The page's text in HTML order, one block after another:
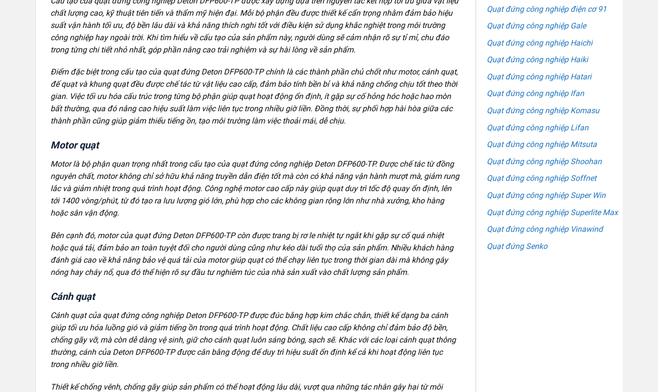
chất lượng cao, kỹ thuật tiên tiến và thẩm mỹ hiện đại. Mỗi bộ phận đều được thiết kế cẩn trọng nhằm đảm bảo hiệu
suất vận hành tối ưu, độ bền lâu dài và khả năng thích nghi tốt với điều kiện sử dụng khắc nghiệt trong môi trường
công nghiệp hay ngoài trời. Khi tìm hiểu về cấu tạo của sản phẩm này, người dùng sẽ cảm nhận rõ sự tỉ mỉ, chu đáo
trong từng chi tiết nhỏ nhất, góp phần nâng cao trải nghiệm và sự hài lòng về sản phẩm.
Điểm đặc biệt trong cấu tạo của quạt đứng Deton DFP600-TP chính là các thành phần chủ chốt như motor, cánh quạt,
đế quạt và khung quạt đều được chế tác từ vật liệu cao cấp, đảm bảo tính bền bỉ và khả năng chống chịu tốt theo thời
gian. Việc tối ưu hóa cấu trúc trong từng bộ phận giúp quạt hoạt động ổn định, ít gặp sự cố hỏng hóc hoặc hao mòn
bất thường, qua đó nâng cao hiệu suất làm việc liên tục trong nhiều giờ liền. Đồng thời, sự phối hợp hài hòa giữa các
thành phần cũng giúp giảm thiểu tiếng ồn, tạo môi trường làm việc thoải mái, dễ chịu.
Motor quạt
Motor là bộ phận quan trọng nhất trong cấu tạo của quạt đứng công nghiệp Deton DFP600-TP. Được chế tác từ đồng
nguyên chất, motor không chỉ sở hữu khả năng truyền dẫn điện tốt mà còn có khả năng vận hành mượt mà, giảm rung
lắc và giảm nhiệt trong quá trình hoạt động. Công nghệ motor cao cấp này giúp quạt duy trì tốc độ quay ổn định, lên
tới 1400 vòng/phút, từ đó tạo ra lưu lượng gió lớn, phù hợp cho các không gian rộng lớn như nhà xưởng, kho hàng
hoặc sân vận động.
Bên cạnh đó, motor của quạt đứng Deton DFP600-TP còn được trang bị rơ le nhiệt tự ngắt khi gặp sự cố quá nhiệt
hoặc quá tải, đảm bảo an toàn tuyệt đối cho người dùng cũng như kéo dài tuổi thọ của sản phẩm. Nhiều khách hàng
đánh giá cao về khả năng bảo vệ quá tải của motor giúp quạt có thể chạy liên tục trong thời gian dài mà không gây
nóng hay cháy nổ, qua đó thể hiện rõ sự đầu tư nghiêm túc của nhà sản xuất vào chất lượng sản phẩm.
Cánh quạt
Cánh quạt của quạt đứng công nghiệp Deton DFP600-TP được đúc bằng hợp kim chắc chắn, thiết kế dạng ba cánh
giúp tối ưu hóa luồng gió và giảm tiếng ồn trong quá trình hoạt động. Chất liệu cao cấp không chỉ đảm bảo độ bền,
chống gãy vỡ, mà còn dễ dàng vệ sinh, giữ cho cánh quạt luôn sáng bóng, sạch sẽ. Khác với các loại cánh quạt thông
thường, cánh của Deton DFP600-TP được cân bằng động để duy trì hiệu suất ổn định kể cả khi hoạt động liên tục
trong nhiều giờ liền.
Thiết kế chống vênh, chống gãy giúp sản phẩm có thể hoạt động lâu dài, vượt qua những tác nhân gây hại từ môi
Quạt đứng công nghiệp điện cơ 91
Quạt đứng công nghiệp Gale
Quạt đứng công nghiệp Haichi
Quạt đứng công nghiệp Haiki
Quạt đứng công nghiệp Hatari
Quạt đứng công nghiệp Ifan
Quạt đứng công nghiệp Komasu
Quạt đứng công nghiệp Lifan
Quạt đứng công nghiệp Mitsuta
Quạt đứng công nghiệp Shoohan
Quạt đứng công nghiệp Soffnet
Quạt đứng công nghiệp Super Win
Quạt đứng công nghiệp Superlite Max
Quạt đứng công nghiệp Vinawind
Quạt đứng Senko